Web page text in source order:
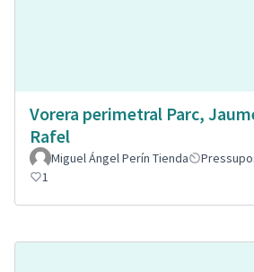
Vorera perimetral Parc,
Rafel
Miguel Ángel Perín Tienda
1